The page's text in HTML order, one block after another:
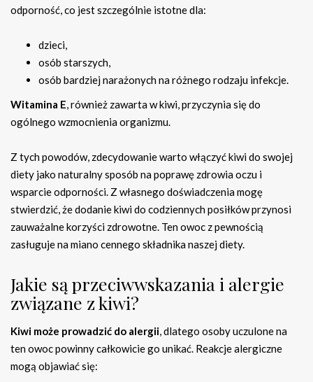
odporność, co jest szczególnie istotne dla:
dzieci,
osób starszych,
osób bardziej narażonych na różnego rodzaju infekcje.
Witamina E, również zawarta w kiwi, przyczynia się do
ogólnego wzmocnienia organizmu.
Z tych powodów, zdecydowanie warto włączyć kiwi do swojej
diety jako naturalny sposób na poprawę zdrowia oczu i
wsparcie odporności. Z własnego doświadczenia mogę
stwierdzić, że dodanie kiwi do codziennych posiłków przynosi
zauważalne korzyści zdrowotne. Ten owoc z pewnością
zasługuje na miano cennego składnika naszej diety.
Jakie są przeciwwskazania i alergie
związane z kiwi?
Kiwi może prowadzić do alergii, dlatego osoby uczulone na
ten owoc powinny całkowicie go unikać. Reakcje alergiczne
mogą objawiać się: